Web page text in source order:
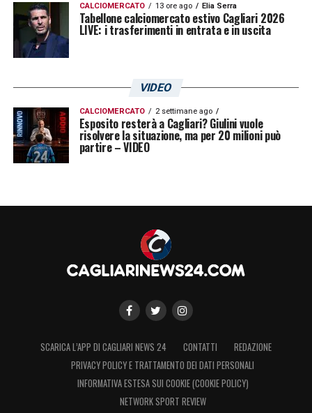
CALCIOMERCATO 13 ore ago Elia Serra
Tabellone calciomercato estivo Cagliari 2026
LIVE: i trasferimenti in entrata e in uscita
VIDEO
CALCIOMERCATO 2 settimane ago
Esposito resterà a Cagliari? Giulini vuole
risolvere la situazione, ma per 20 milioni può
partire – VIDEO
SCARICA L’APP DI CAGLIARI NEWS 24 CONTATTI
REDAZIONE
PRIVACY POLICY E TRATTAMENTO DEI DATI PERSONALI
INFORMATIVA ESTESA SUI COOKIE (COOKIE POLICY)
NETWORK SPORT REVIEW